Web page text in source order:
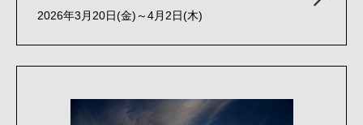
2026年3月20日(金)～4月2日(木)